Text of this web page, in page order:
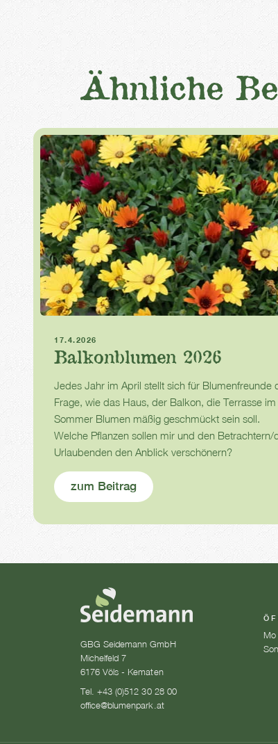
Ähnliche
17.4.2026
Balkonblumen 2026
Jedes Jahr im April stellt sich für Blumenfreunde
Frage, wie das Haus, der Balkon, die Terrasse im
Sommer Blumen mäßig geschmückt sein soll.
Welche Pflanzen sollen mir und den Betrachtern/
Urlaubenden den Anblick verschönern?
zum Beitrag
GBG Seidemann GmbH
Michelfeld 7
6176 Völs - Kematen
Tel. +43 (0)512 30 28 00
office@blumenpark.at